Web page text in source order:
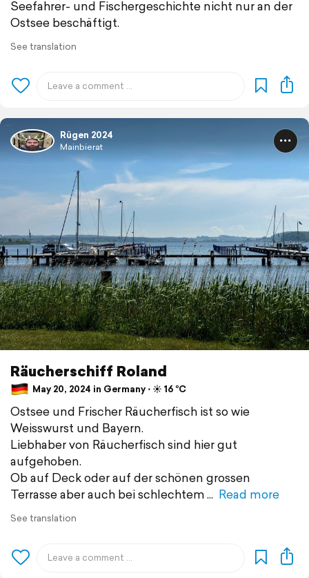
Seefahrer- und Fischergeschichte nicht nur an der
Ostsee beschäftigt.
See translation
Rügen 2024
Mainbierat
Räucherschiff Roland
May 20, 2024 in Germany ⋅ ☀️ 16 °C
Ostsee und Frischer Räucherfisch ist so wie
Weisswurst und Bayern.
Liebhaber von Räucherfisch sind hier gut
aufgehoben.
Ob auf Deck oder auf der schönen grossen
Terrasse aber auch bei schlechtem
Read more
See translation